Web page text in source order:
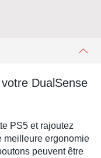
DualSense
PS5 et rajoutez
meilleure ergonomie
peuvent être